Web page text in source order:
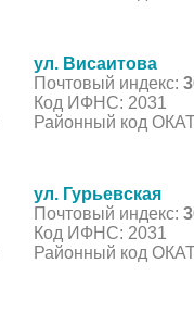
ул. Висаитова
Почтовый индекс:
Код ИФНС: 2031
Районный код
ул. Гурьевская
Почтовый индекс:
Код ИФНС: 2031
Районный код